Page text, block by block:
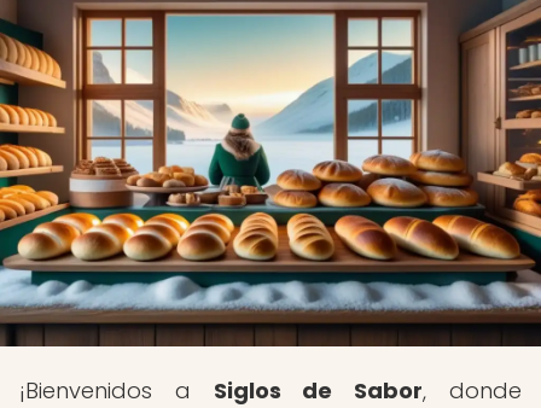
¡Bienvenidos a Siglos de Sabor, donde